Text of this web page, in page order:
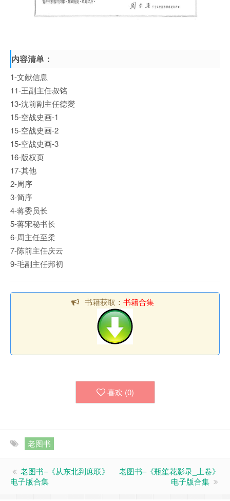
内容清单：
1-文献信息
11-王副主任叔铭
13-沈前副主任德夑
15-空战史画-1
15-空战史画-2
15-空战史画-3
16-版权页
17-其他
2-周序
3-简序
4-蒋委员长
5-蒋宋秘书长
6-周主任至柔
7-陈前主任庆云
9-毛副主任邦初
书籍获取： 书籍合集
喜欢 (0)
老图书
老图书–《从东北到庶联》
电子版合集
老图书–《瓶笙花影录_上卷》
电子版合集